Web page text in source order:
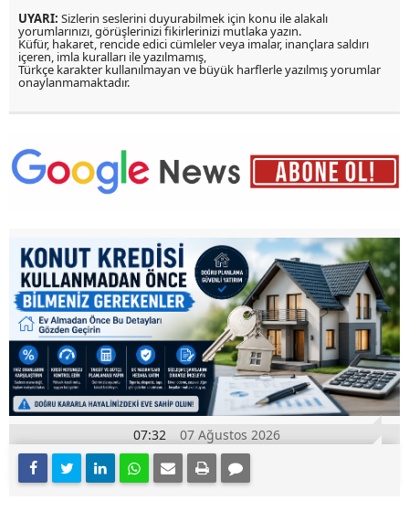
UYARI: Sizlerin seslerini duyurabilmek için konu ile alakalı
yorumlarınızı, görüşlerinizi fikirlerinizi mutlaka yazın.
Küfür, hakaret, rencide edici cümleler veya imalar, inançlara saldırı
içeren, imla kuralları ile yazılmamış,
Türkçe karakter kullanılmayan ve büyük harflerle yazılmış yorumlar
onaylanmamaktadır.
07:32 07 Ağustos 2026